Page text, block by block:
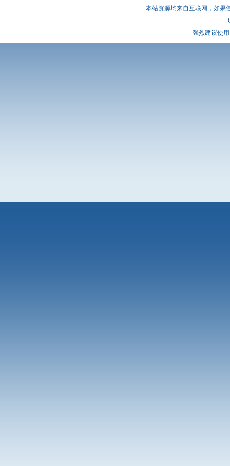
本站资源均来自互联网，如果
强烈建议使